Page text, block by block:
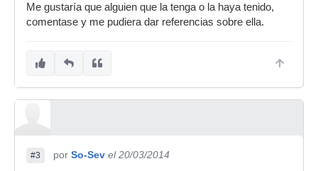
Me gustaría que alguien que la tenga o la haya tenido,
comentase y me pudiera dar referencias sobre ella.
#3 por So-Sev el 20/03/2014